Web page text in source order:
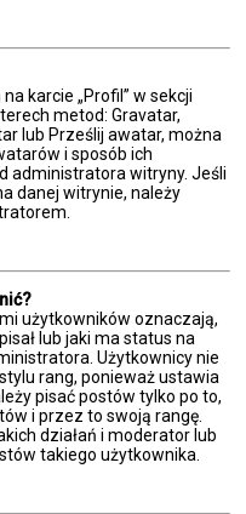
karcie „Profil” w sekcji
metod: Gravatar,
lub Prześlij awatar, można
i sposób ich
administratora witryny. Jeśli
danej witrynie, należy
użytkowników oznaczają,
lub jaki ma status na
Użytkownicy nie
rang, ponieważ ustawia
pisać postów tylko po to,
i przez to swoją rangę.
działań i moderator lub
takiego użytkownika.